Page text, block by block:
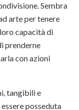
Sembra
arte per tenere
capacità di
prenderne
con azioni
tangibili e
posseduta